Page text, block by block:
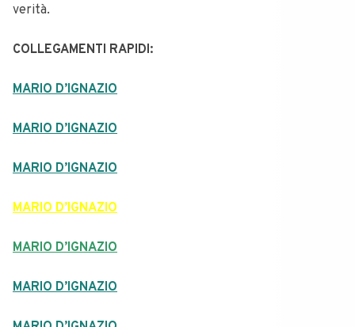
verità.
COLLEGAMENTI RAPIDI:
MARIO D’IGNAZIO
MARIO D’IGNAZIO
MARIO D’IGNAZIO
MARIO D’IGNAZIO
MARIO D’IGNAZIO
MARIO D’IGNAZIO